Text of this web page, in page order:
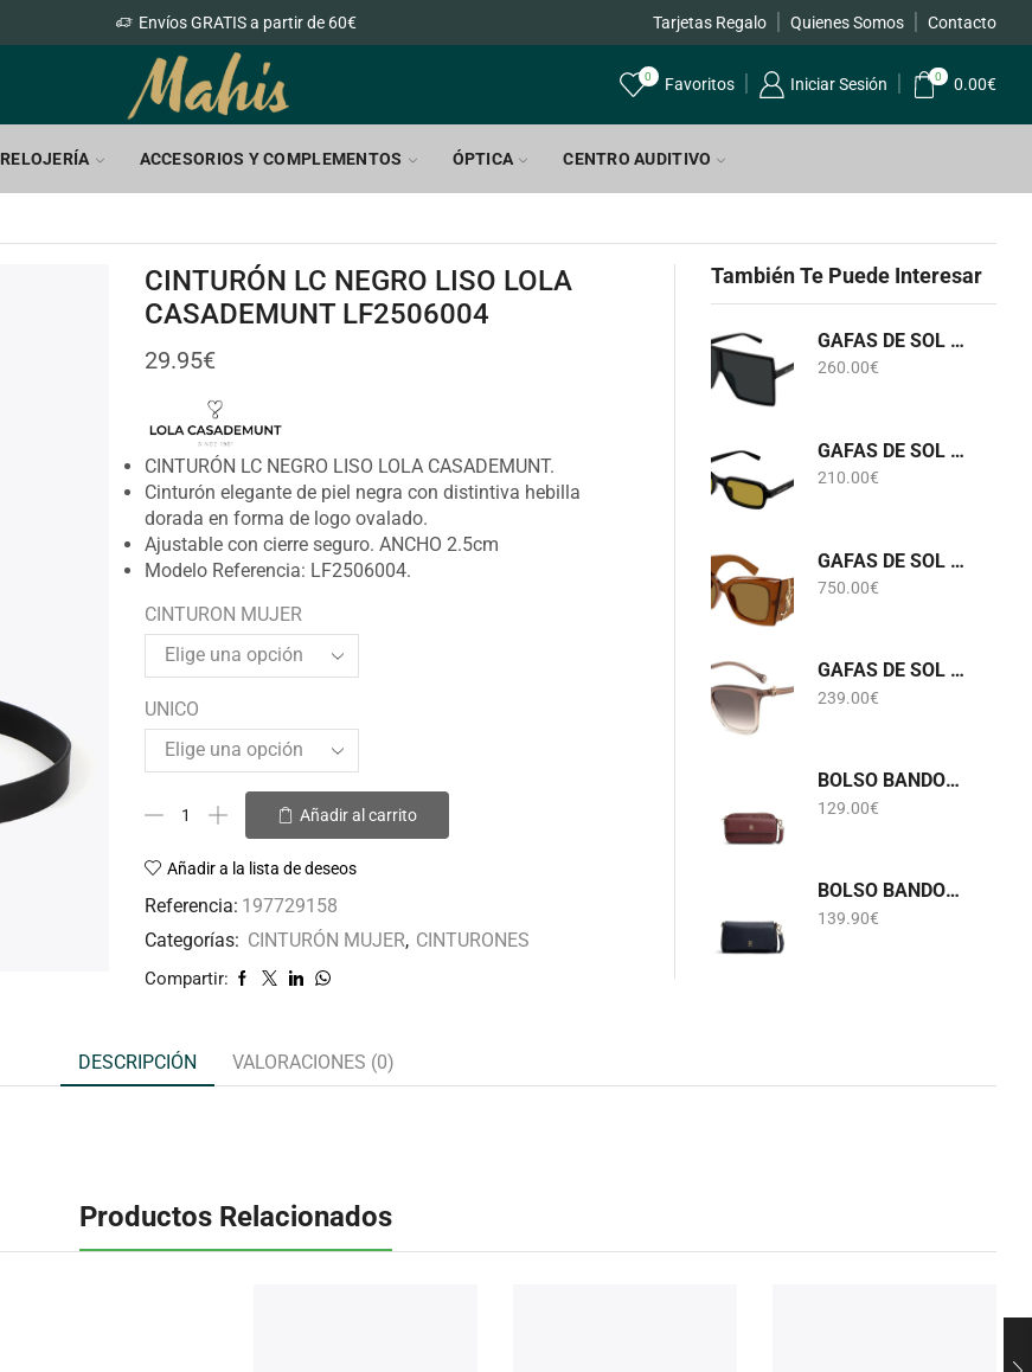
Envíos GRATIS a partir de 60€ Envíos GRATIS a
Tarjetas Regalo Quienes Somos Contacto
0 Favoritos Iniciar Sesión 0 0.00€
RELOJERÍA ACCESORIOS Y COMPLEMENTOS ÓPTICA CENTRO AUDITIVO
CINTURÓN LC NEGRO LISO LOLA
CASADEMUNT LF2506004
29.95€
CINTURÓN LC NEGRO LISO LOLA CASADEMUNT.
Cinturón elegante de piel negra con distintiva hebilla
dorada en forma de logo ovalado.
Ajustable con cierre seguro. ANCHO 2.5cm
Modelo Referencia: LF2506004.
CINTURON MUJER
UNICO
Añadir al carrito
Añadir a la lista de deseos
Referencia: 197729158
Categorías: CINTURÓN MUJER, CINTURONES
Compartir:
También Te Puede Interesar
GAFAS DE SOL SL 909 BETTY S 001 SAINT LAURENT
260.00€
GAFAS DE SOL SL 908 002 SAINT LAURENT
210.00€
GAFAS DE SOL SL M119 BLAZE CRYSTAL 002 SAINT LAURENT
750.00€
GAFAS DE SOL HER 0394/G/S FWM3X CAROLINA HERRERA
239.00€
BOLSO BANDOLERA BURDEOS LOGOTIPADO TOMMY HILFIGER AWA0W18922
129.00€
BOLSO BANDOLERA AZUL MARINO LOGOTIPADO TOMMY HILFIGER AW0AW18997
139.90€
DESCRIPCIÓN VALORACIONES (0)
Productos Relacionados